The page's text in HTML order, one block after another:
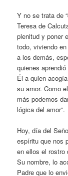
Y no se trata de
Teresa de
plenitud y poner
todo, viviendo
a los demás,
quienes
Él a quien
su amor. Como
más podemos
lógica del amor”.
Hoy, día del
espíritu que nos
en ellos el rostro
Su nombre, lo
Padre que lo